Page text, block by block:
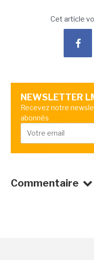
Cet article
NEWSLETTER
Recevez notre
abonnés
Commentaire